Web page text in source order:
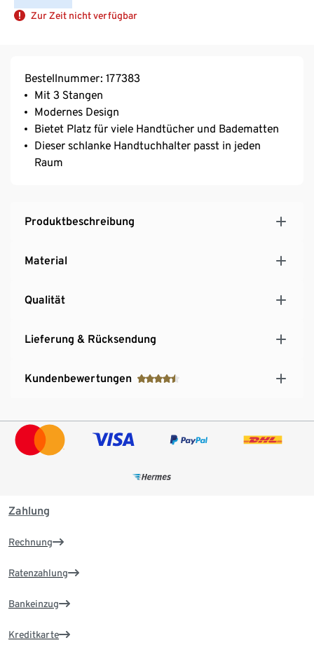
Zur Zeit nicht verfügbar
Bestellnummer: 177383
Mit 3 Stangen
Modernes Design
Bietet Platz für viele Handtücher und Badematten
Dieser schlanke Handtuchhalter passt in jeden
Raum
Produktbeschreibung
Material
Qualität
Lieferung & Rücksendung
Kundenbewertungen
Zahlung
Rechnung
Ratenzahlung
Bankeinzug
Kreditkarte